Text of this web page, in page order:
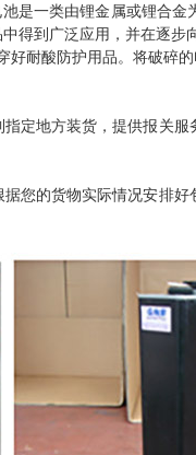
是一类由锂金属或锂合
得到广泛应用，并在逐步
耐酸防护用品。将破碎的
定地方装货，提供报关
您的货物实际情况安排好